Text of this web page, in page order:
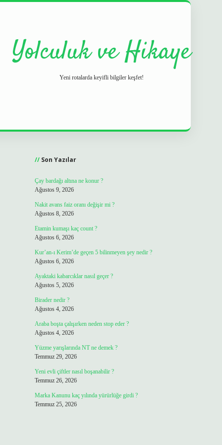
Yolculuk ve Hikaye
Yeni rotalarda keyifli bilgiler keşfet!
Son Yazılar
Çay bardağı altına ne konur ?
Ağustos 9, 2026
Nakit avans faiz oranı değişir mi ?
Ağustos 8, 2026
Etamin kumaşı kaç count ?
Ağustos 6, 2026
Kur’an-ı Kerim’de geçen 5 bilinmeyen şey nedir ?
Ağustos 6, 2026
Ayaktaki kabarcıklar nasıl geçer ?
Ağustos 5, 2026
Birader nedir ?
Ağustos 4, 2026
Araba boşta çalışırken neden stop eder ?
Ağustos 4, 2026
Yüzme yarışlarında NT ne demek ?
Temmuz 29, 2026
Yeni evli çiftler nasıl boşanabilir ?
Temmuz 26, 2026
Marka Kanunu kaç yılında yürürlüğe girdi ?
Temmuz 25, 2026